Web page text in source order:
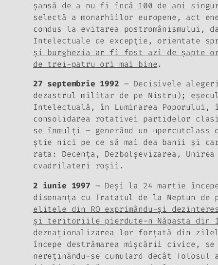
şansă de a nu fi încă 100 de ani
selectă a monarhiilor europene, act
condus la evitarea postromânismului,
Intelectuale de excepţie, orientate
şi burghezia ar fi fost azi de şapte
de trei-patru ori mai bine.
27 septembrie 1992 – Decisivele
dezastrul militar de pe Nistru);
Intelectuală, în Luminarea Poporului,
consolidarea rotativei partidelor
se înmulţi – generând un
ştie nici pe ce să mai dea banii şi
rata: Decenţa, Dezbolşevizarea,
cvadrilateri roşii.
2 iunie 1997 – Deşi la 24 martie începe
disonanţa cu Tratatul de la Neptun de
elitele din RO exprimându-şi
şi teritoriile pierdute-n Năpasta din
deznaţionalizarea lor forţată din
începe destrămarea mişcării civice,
nereţinându-se cumulard decât